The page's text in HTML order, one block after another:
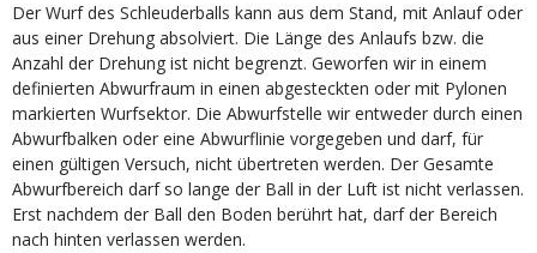
Der Wurf des Schleuderballs kann aus dem Stand, mit Anlauf oder
aus einer Drehung absolviert. Die Länge des Anlaufs bzw. die
Anzahl der Drehung ist nicht begrenzt. Geworfen wir in einem
definierten Abwurfraum in einen abgesteckten oder mit Pylonen
markierten Wurfsektor. Die Abwurfstelle wir entweder durch einen
Abwurfbalken oder eine Abwurflinie vorgegeben und darf, für
einen gültigen Versuch, nicht übertreten werden. Der Gesamte
Abwurfbereich darf so lange der Ball in der Luft ist nicht verlassen.
Erst nachdem der Ball den Boden berührt hat, darf der Bereich
nach hinten verlassen werden.